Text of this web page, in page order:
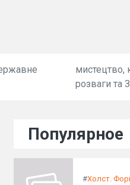
мистецтво,
розваги та
Популярное
#Холст.